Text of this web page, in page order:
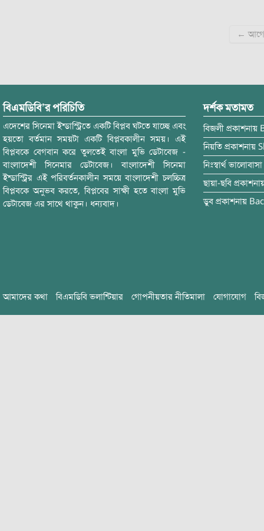
navigation
←
বিএমডিবি’র পরিচিতি
এদেশের সিনেমা ইন্ডাস্ট্রিতে একটি বিপ্লব ঘটতে যাচ্ছে এবং
হয়তো বর্তমান সময়টা একটি বিপ্লবকালীন সময়। এই
বিপ্লবকে বেগবান করে তুলতেই বাংলা মুভি ডেটাবেজ -
বাংলাদেশী সিনেমার ডেটাবেজ। বাংলাদেশী সিনেমা
ইন্ডাস্ট্রির এই পরিবর্তনকালীন সময়ে বাংলাদেশী চলচ্চিত্র
বিপ্লবকে অনুভব করতে, বিপ্লবের সাক্ষী হতে বাংলা মুভি
ডেটাবেজ এর সাথে থাকুন। ধন্যবাদ।
দর্শক মতামত
বিজলী প্রকাশনায়
নিয়তি প্রকাশনায়
নিঃস্বার্থ ভালোবাসা
ছায়া-ছবি
ডুব প্রকাশনায়
আমাদের কথা বিএমডিবি ভলান্টিয়ার গোপনীয়তার নীতিমালা যোগাযোগ